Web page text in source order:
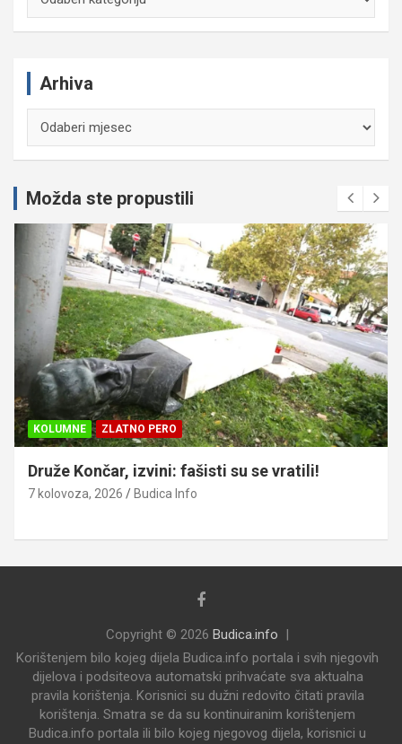
Arhiva
Možda ste propustili
KOLUMNE ZLATNO PERO
Druže Končar, izvini: fašisti su se vratili!
7 kolovoza, 2026 Budica Info
Copyright © 2026 Budica.info
Korištenjem bilo kojeg dijela Budica.info portala i svih njegovih
dijelova i podsiteova automatski prihvaćate sva aktualna
pravila korištenja. Korisnici su dužni redovito čitati pravila
korištenja. Smatra se da su kontinuiranim korištenjem
Budica.info portala ili bilo kojeg njegovog dijela, korisnici u